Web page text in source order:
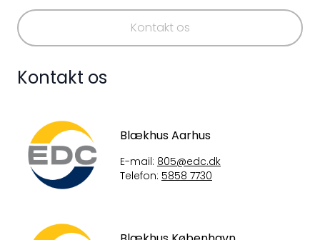
Kontakt os
Kontakt os
Blækhus Aarhus
E-mail: 805@edc.dk
Telefon: 5858 7730